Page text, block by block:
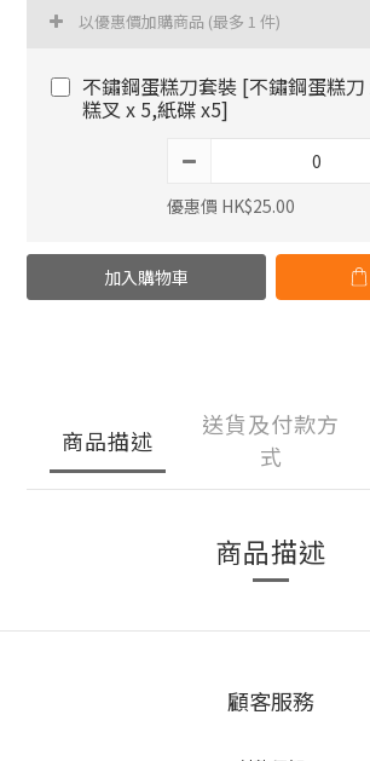
以優惠價加購商品 (最多 1 件)
不鏽鋼蛋糕刀套裝 [不鏽鋼蛋糕
糕叉 x 5,紙碟 x5]
優惠價 HK$25.00
加入購物車
商品描述
送貨及付款方
式
商品描述
顧客服務